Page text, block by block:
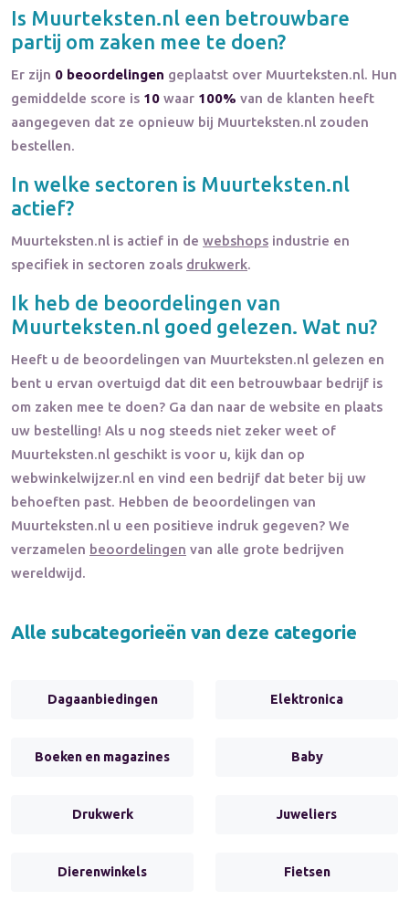
Is Muurteksten.nl een betrouwbare
partij om zaken mee te doen?
Er zijn 0 beoordelingen geplaatst over Muurteksten.nl. Hun
gemiddelde score is 10 waar 100% van de klanten heeft
aangegeven dat ze opnieuw bij Muurteksten.nl zouden
bestellen.
In welke sectoren is Muurteksten.nl
actief?
Muurteksten.nl is actief in de webshops industrie en
specifiek in sectoren zoals drukwerk.
Ik heb de beoordelingen van
Muurteksten.nl goed gelezen. Wat nu?
Heeft u de beoordelingen van Muurteksten.nl gelezen en
bent u ervan overtuigd dat dit een betrouwbaar bedrijf is
om zaken mee te doen? Ga dan naar de website en plaats
uw bestelling! Als u nog steeds niet zeker weet of
Muurteksten.nl geschikt is voor u, kijk dan op
webwinkelwijzer.nl en vind een bedrijf dat beter bij uw
behoeften past. Hebben de beoordelingen van
Muurteksten.nl u een positieve indruk gegeven? We
verzamelen beoordelingen van alle grote bedrijven
wereldwijd.
Alle subcategorieën van deze categorie
Dagaanbiedingen Elektronica
Boeken en magazines Baby
Drukwerk Juweliers
Dierenwinkels Fietsen